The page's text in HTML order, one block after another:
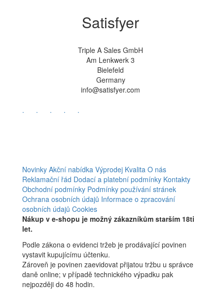
Satisfyer
Triple A Sales GmbH
Am Lenkwerk 3
Bielefeld
Germany
info@satisfyer.com
. . . . .
Novinky Akční nabídka Výprodej Kvalita O nás
Reklamační řád Dodací a platební podmínky Kontakty
Obchodní podmínky Podmínky používání stránek
Ochrana osobních údajů Informace o zpracování
osobních údajů Cookies
Nákup v e-shopu je možný zákazníkům starším 18ti
let.
Podle zákona o evidenci tržeb je prodávající povinen
vystavit kupujícímu účtenku.
Zároveň je povinen zaevidovat přijatou tržbu u správce
daně online; v případě technického výpadku pak
nejpozději do 48 hodin.